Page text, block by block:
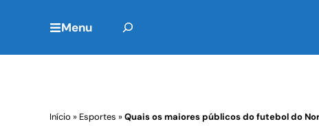
Menu
Início » Esportes »Quais os maiores públicos do futebol do